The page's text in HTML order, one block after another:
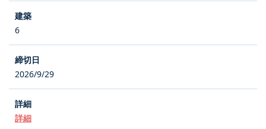
6
2026/9/29
詳細